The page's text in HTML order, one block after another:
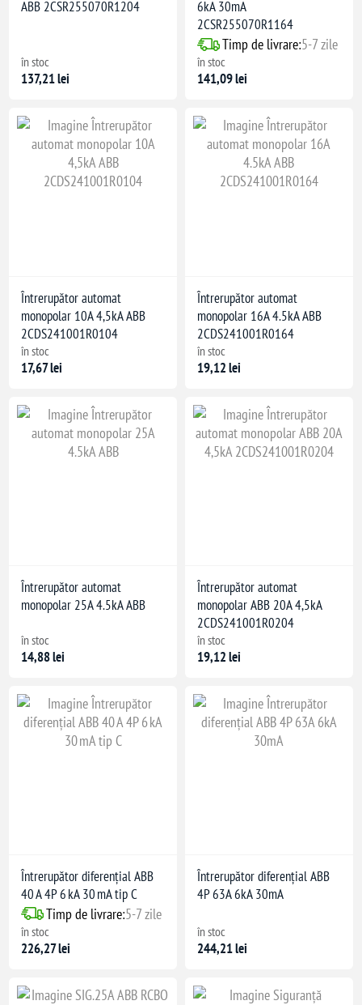
ABB 2CSR255070R1204
în stoc
137,21 lei
6kA 30mA
2CSR255070R1164
Timp de livrare:5-7 zile
în stoc
141,09 lei
Întrerupător automat
monopolar 10A 4,5kA ABB
2CDS241001R0104
în stoc
17,67 lei
Întrerupător automat
monopolar 16A 4.5kA ABB
2CDS241001R0164
în stoc
19,12 lei
Întrerupător automat
monopolar 25A 4.5kA ABB
în stoc
14,88 lei
Întrerupător automat
monopolar ABB 20A 4,5kA
2CDS241001R0204
în stoc
19,12 lei
Întrerupător diferențial ABB
40 A 4P 6 kA 30 mA tip C
Timp de livrare:5-7 zile
în stoc
226,27 lei
Întrerupător diferențial ABB
4P 63A 6kA 30mA
în stoc
244,21 lei